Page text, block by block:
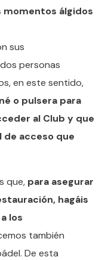
momentos álgidos
sus
personas
en este sentido,
o pulsera para
al Club y que
de acceso que
que, para asegurar
hagáis
los
también
De esta